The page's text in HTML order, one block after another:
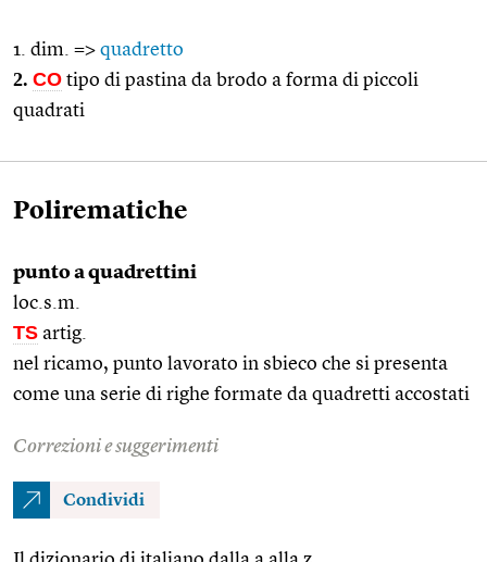
1. dim. => quadretto
2. CO tipo di pastina da brodo a forma di piccoli
quadrati
Polirematiche
punto a quadrettini
loc.s.m.
TS artig.
nel ricamo, punto lavorato in sbieco che si presenta
come una serie di righe formate da quadretti accostati
Correzioni e suggerimenti
Condividi